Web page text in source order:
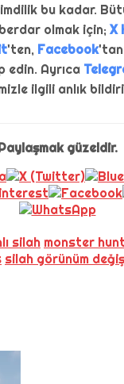
bu kadar.
olmak için; X
'ten, Facebook
edin. Ayrıca
ilgili anlık
güzeldir.
silah monster
silah görünüm